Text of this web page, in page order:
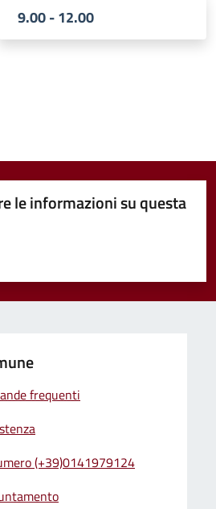
9.00 - 12.00
le informazioni su questa
stelle su 5
su 5
5
frequenti
(+39)0141979124